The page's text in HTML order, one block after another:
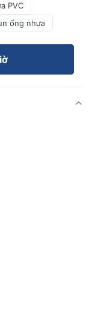
PVC
ống nhựa